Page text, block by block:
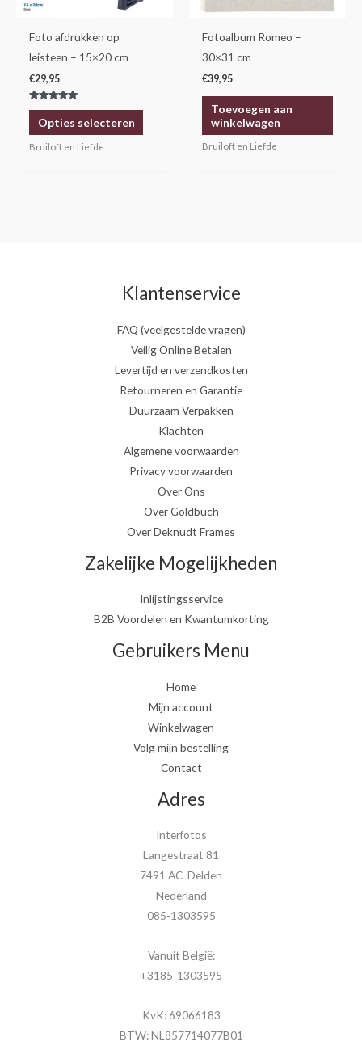
Foto afdrukken op
leisteen – 15×20 cm
€29,95
Gewaardeerd
5.00
uit 5Opties selecteren
productpagina
Bruiloft en Liefde
Fotoalbum Romeo –
30×31 cm
€39,95
Toevoegen aan
winkelwagen
Bruiloft en Liefde
Klantenservice
FAQ (veelgestelde vragen)
Veilig Online Betalen
Levertijd en verzendkosten
Retourneren en Garantie
Duurzaam Verpakken
Klachten
Algemene voorwaarden
Privacy voorwaarden
Over Ons
Over Goldbuch
Over Deknudt Frames
Zakelijke Mogelijkheden
Inlijstingsservice
B2B Voordelen en Kwantumkorting
Gebruikers Menu
Home
Mijn account
Winkelwagen
Volg mijn bestelling
Contact
Adres
Interfotos
Langestraat 81
7491 AC Delden
Nederland
085-1303595
Vanuit België:
+3185-1303595
KvK: 69066183
BTW: NL857714077B01